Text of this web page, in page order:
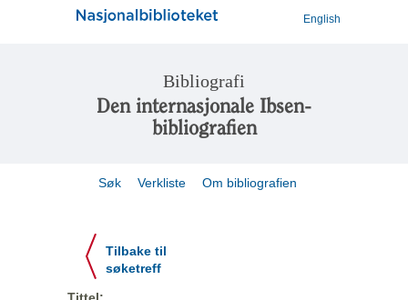
English
Bibliografi
Den internasjonale Ibsen-
bibliografien
Søk Verkliste Om bibliografien
Tilbake til
søketreff